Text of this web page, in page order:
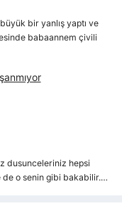
bir yanlış yaptı ve
babaannem çivili
dusunceleriniz hepsi
o senin gibi bakabilir.…